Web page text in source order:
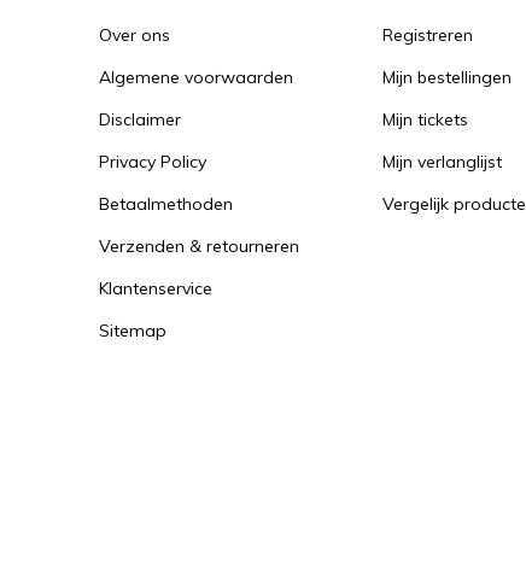
Over ons
Algemene voorwaarden
Disclaimer
Privacy Policy
Betaalmethoden
Verzenden & retourneren
Klantenservice
Sitemap
Registreren
Mijn bestellingen
Mijn tickets
Mijn verlanglijst
Vergelijk